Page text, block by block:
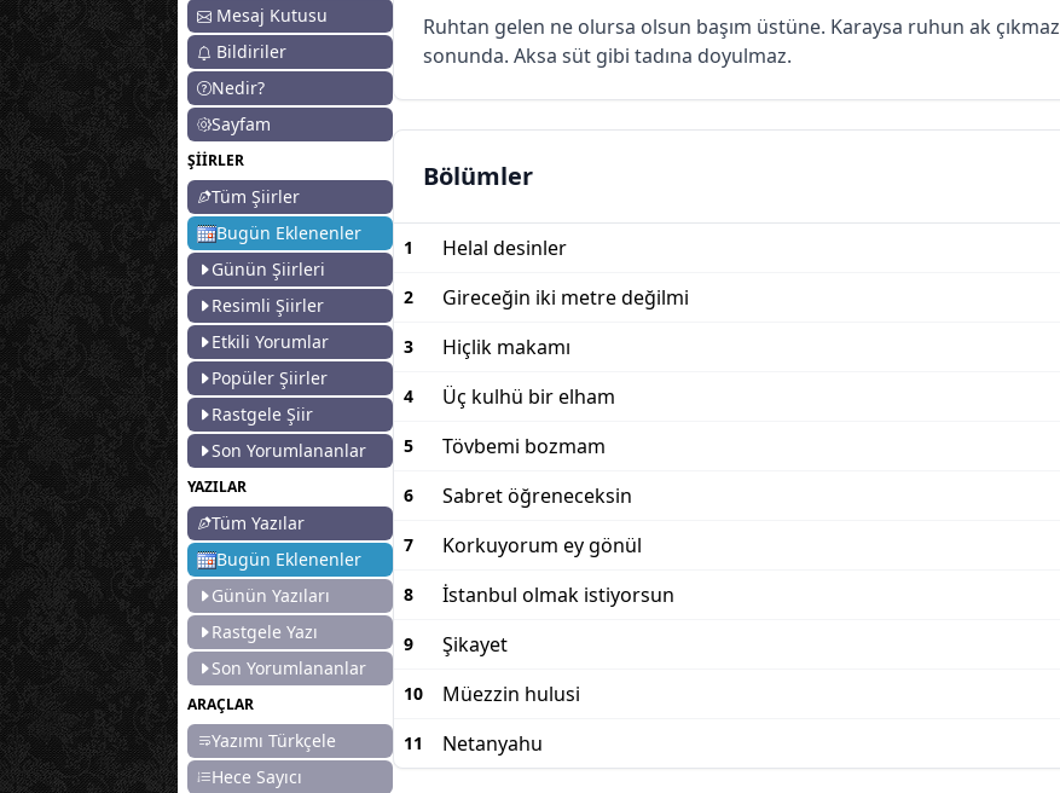
Mesaj Kutusu
Bildiriler
Nedir?
Sayfam
ŞİİRLER
Tüm Şiirler
Bugün Eklenenler
Günün Şiirleri
Resimli Şiirler
Etkili Yorumlar
Popüler Şiirler
Rastgele Şiir
Son Yorumlananlar
YAZILAR
Tüm Yazılar
Bugün Eklenenler
Günün Yazıları
Rastgele Yazı
Son Yorumlananlar
ARAÇLAR
Yazımı Türkçele
Hece Sayıcı
Ruhtan gelen ne olursa olsun başım üstüne. Karaysa ruhun ak çıkmaz
sonunda. Aksa süt gibi tadına doyulmaz.
Bölümler
1 Helal desinler
2 Gireceğin iki metre değilmi
3 Hiçlik makamı
4 Üç kulhü bir elham
5 Tövbemi bozmam
6 Sabret öğreneceksin
7 Korkuyorum ey gönül
8 İstanbul olmak istiyorsun
9 Şikayet
10 Müezzin hulusi
11 Netanyahu